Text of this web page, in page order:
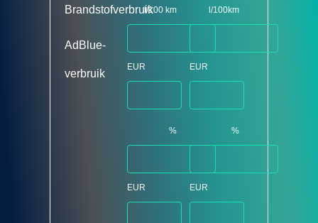
Brandstofverbruik
AdBlue-
verbruik
l/100 km
EUR
%
EUR
l/100km
EUR
%
EUR